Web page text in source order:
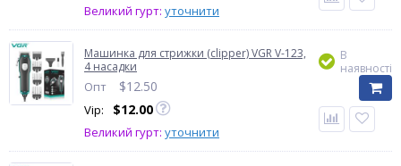
Великий гурт: уточнити
Машинка для стрижки (clipper) VGR V-123,
4 насадки
Опт $12.50
Vip: $12.00
Великий гурт: уточнити
В
наявності